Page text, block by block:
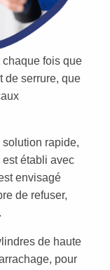
chaque fois que
de serrure, que
rapide,
établi avec
envisagé
de refuser,
de haute
pour